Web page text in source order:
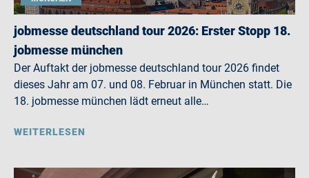
jobmesse deutschland tour 2026: Erster Stopp 18.
jobmesse münchen
Der Auftakt der jobmesse deutschland tour 2026 findet
dieses Jahr am 07. und 08. Februar in München statt. Die
18. jobmesse münchen lädt erneut alle…
WEITERLESEN